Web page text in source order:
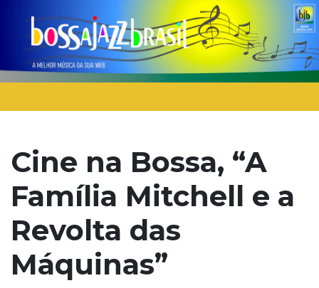
Cine na Bossa, “A
Família Mitchell e a
Revolta das
Máquinas”